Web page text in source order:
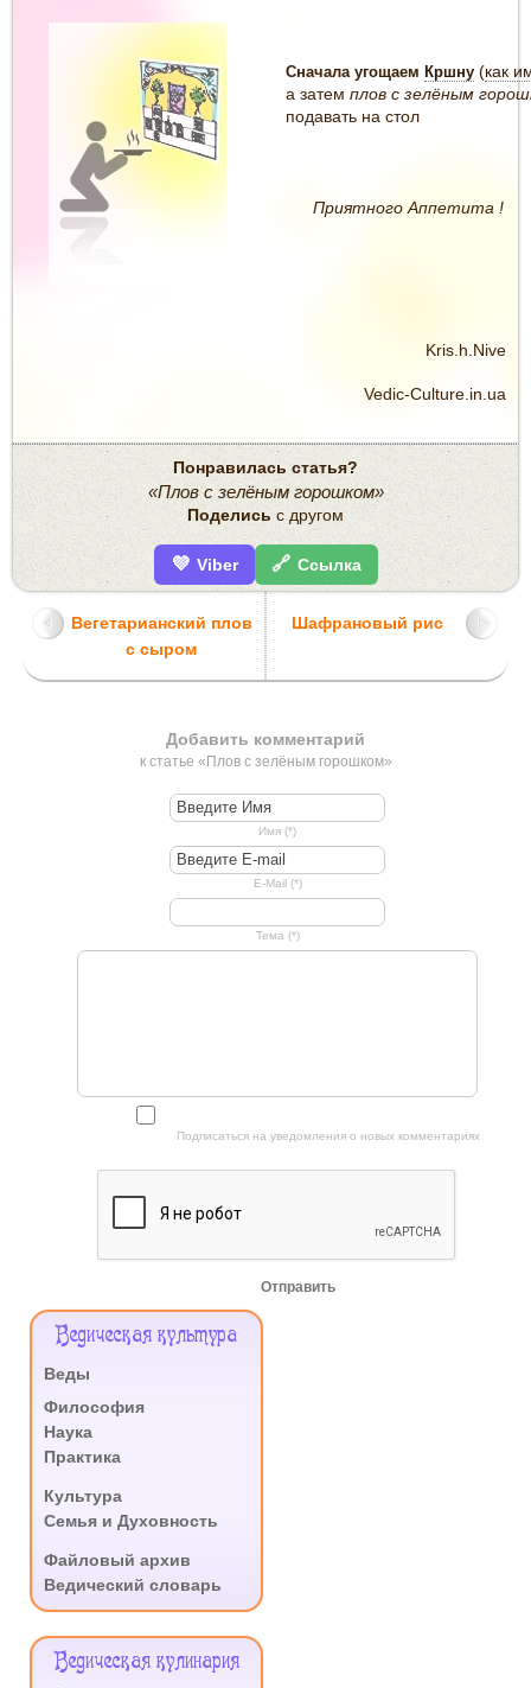
Сначала угощаем Кршну (как
а затем плов с зелёным
подавать на стол
Приятного Аппетита !
Kris.h.Nive
Vedic-Culture.in.ua
Понравилась статья?
«Плов с зелёным горошком»
Поделись с другом
💜 Viber 🔗 Ссылка
Вегетарианский плов
с сыром
Шафрановый рис
Добавить комментарий
к статье «Плов с зелёным горошком»
Имя (*)
E-Mail (*)
Тема (*)
Подписаться на уведомления о новых комментариях
Отправить
Меню
Ведическая культура
Веды
Философия
Наука
Практика
Культура
Семья и Духовность
Файловый архив
Ведический словарь
Ведическая кулинария